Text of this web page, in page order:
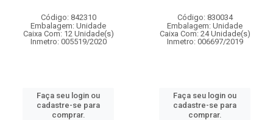
Código: 842310
Embalagem: Unidade
Caixa Com: 12 Unidade(s)
Inmetro: 005519/2020
Faça seu login ou
cadastre-se para
comprar.
Código: 830034
Embalagem: Unidade
Caixa Com: 24 Unidade(s)
Inmetro: 006697/2019
Faça seu login ou
cadastre-se para
comprar.